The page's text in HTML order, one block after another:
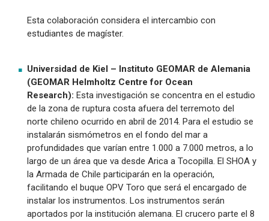
Esta colaboración considera el intercambio con
estudiantes de magíster.
Universidad de Kiel – Instituto GEOMAR de Alemania
(GEOMAR Helmholtz Centre for Ocean
Research): Esta investigación se concentra en el estudio
de la zona de ruptura costa afuera del terremoto del
norte chileno ocurrido en abril de 2014. Para el estudio se
instalarán sismómetros en el fondo del mar a
profundidades que varían entre 1.000 a 7.000 metros, a lo
largo de un área que va desde Arica a Tocopilla. El SHOA y
la Armada de Chile participarán en la operación,
facilitando el buque OPV Toro que será el encargado de
instalar los instrumentos. Los instrumentos serán
aportados por la institución alemana. El crucero parte el 8